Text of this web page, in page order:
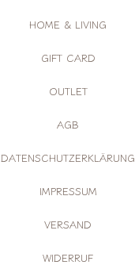
HOME & LIVING
GIFT CARD
OUTLET
AGB
DATENSCHUTZERKLÄRUNG
IMPRESSUM
VERSAND
WIDERRUF